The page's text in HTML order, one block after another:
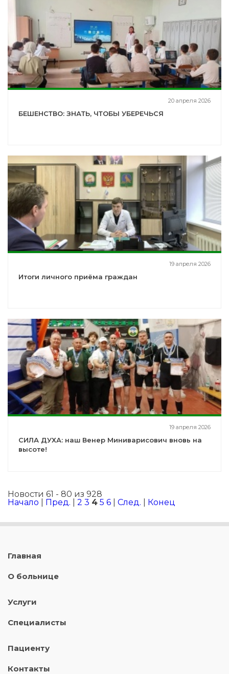
20 апреля 2026
БЕШЕНСТВО: ЗНАТЬ, ЧТОБЫ УБЕРЕЧЬСЯ
19 апреля 2026
Итоги личного приёма граждан
19 апреля 2026
СИЛА ДУХА: наш Венер Миниварисович вновь на
высоте!
Новости 61 - 80 из 928
Начало
Пред. 2 3 4 5 6 След. Конец
Главная
О больнице
Услуги
Специалисты
Пациенту
Контакты